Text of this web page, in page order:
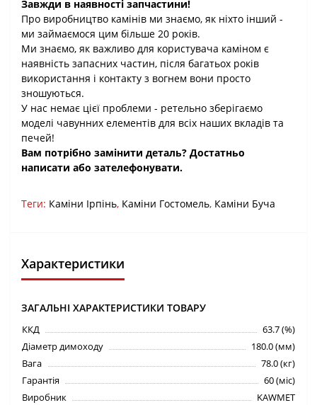
Завжди в наявності запчастини!
Про виробництво камінів ми знаємо, як ніхто інший -
ми займаємося цим більше 20 років.
Ми знаємо, як важливо для користувача каміном є
наявність запасних частин, після багатьох років
використання і контакту з вогнем вони просто
зношуються.
У нас немає цієї проблеми - ретельно зберігаємо
моделі чавунних елементів для всіх наших вкладів та
печей!
Вам потрібно замінити деталь? Достатньо
написати або зателефонувати.
Теги: Каміни Ірпінь, Каміни Гостомель, Каміни Буча
Характеристики
ЗАГАЛЬНІ ХАРАКТЕРИСТИКИ ТОВАРУ
ККД
63.7 (%)
Діаметр димоходу
180.0 (мм)
Вага
78.0 (кг)
Гарантія
60 (міс)
Виробник
KAWMET